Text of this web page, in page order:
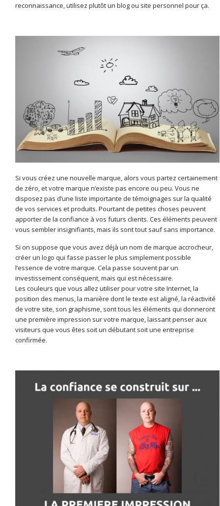
reconnaissance, utilisez plutôt un blog ou site personnel pour ça.
Si vous créez une nouvelle marque, alors vous partez certainement
de zéro, et votre marque n’existe pas encore ou peu. Vous ne
disposez pas d’une liste importante de témoignages sur la qualité
de vos services et produits. Pourtant de petites choses peuvent
apporter de la confiance à vos futurs clients. Ces éléments peuvent
vous sembler insignifiants, mais ils sont tout sauf sans importance.
Si on suppose que vous avez déjà un nom de marque accrocheur,
créer un logo qui fasse passer le plus simplement possible
l’essence de votre marque. Cela passe souvent par un
investissement conséquent, mais qui est nécessaire.
Les couleurs que vous allez utiliser pour votre site Internet, la
position des menus, la manière dont le texte est aligné, la réactivité
de votre site, son graphisme, sont tous les éléments qui donneront
une première impression sur votre marque, laissant penser aux
visiteurs que vous êtes soit un débutant soit une entreprise
confirmée.